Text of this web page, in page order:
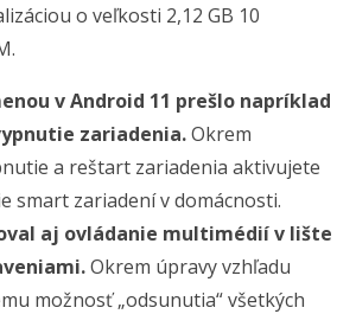
o veľkosti 2,12 GB 10
v Android 11 prešlo napríklad
zariadenia.Okrem
a reštart zariadenia aktivujete
smart zariadení v domácnosti.
aj ovládanie multimédií v lište
Okrem úpravy vzhľadu
možnosť „odsunutia“ všetkých